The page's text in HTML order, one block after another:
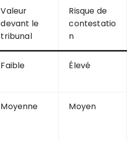
Valeur
devant le
tribunal
Risque de
contestatio
n
Faible Élevé
Moyenne Moyen